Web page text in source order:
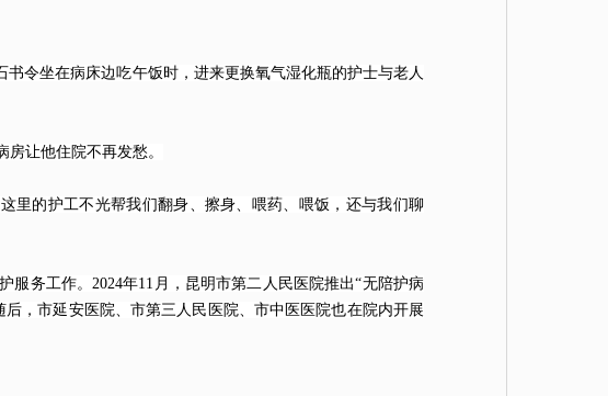
书令坐在病床边吃午饭时，进来更换氧气湿化瓶的护士与老人
让他住院不再发愁。
的护工不光帮我们翻身、擦身、喂药、喂饭，还与我们聊
务工作。2024年11月，昆明市第二人民医院推出“无陪护病
，市延安医院、市第三人民医院、市中医医院也在院内开展